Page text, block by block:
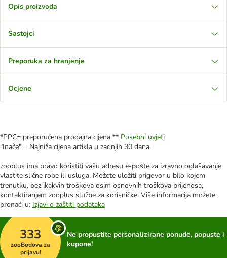
Opis proizvoda
Sastojci
Preporuka za hranjenje
Ocjene
*PPC= preporučena prodajna cijena ** Posebni uvjeti
"Inače" = Najniža cijena artikla u zadnjih 30 dana.
zooplus ima pravo koristiti vašu adresu e-pošte za izravno oglašavanje
vlastite slične robe ili usluga. Možete uložiti prigovor u bilo kojem
trenutku, bez ikakvih troškova osim osnovnih troškova prijenosa,
kontaktiranjem zooplus službe za korisničke. Više informacija možete
pronaći u: Izjavi o zaštiti podataka
333
zooBodova za
prijavu!
Ne propustite personalizirane ponude, popuste i
kupone!